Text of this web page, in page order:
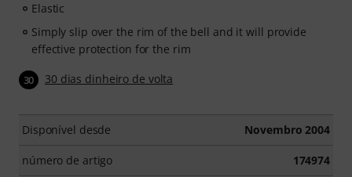
Elastic
Simply slip over the rim of the bell and it will provide
effective protection for the rim
30 30 dias dinheiro de volta
Disponível desde Novembro 2004
número de artigo 174974